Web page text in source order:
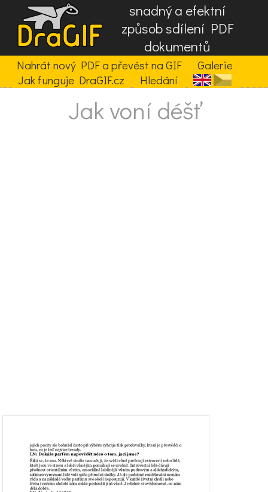
snadný a efektní
způsob sdílení PDF
dokumentů
Nahrát nový PDF a převést na GIF
Galerie
Jak funguje DraGIF.cz
Hledání
Jak voní déšť